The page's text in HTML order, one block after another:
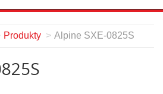
Produkty Alpine SXE-0825S